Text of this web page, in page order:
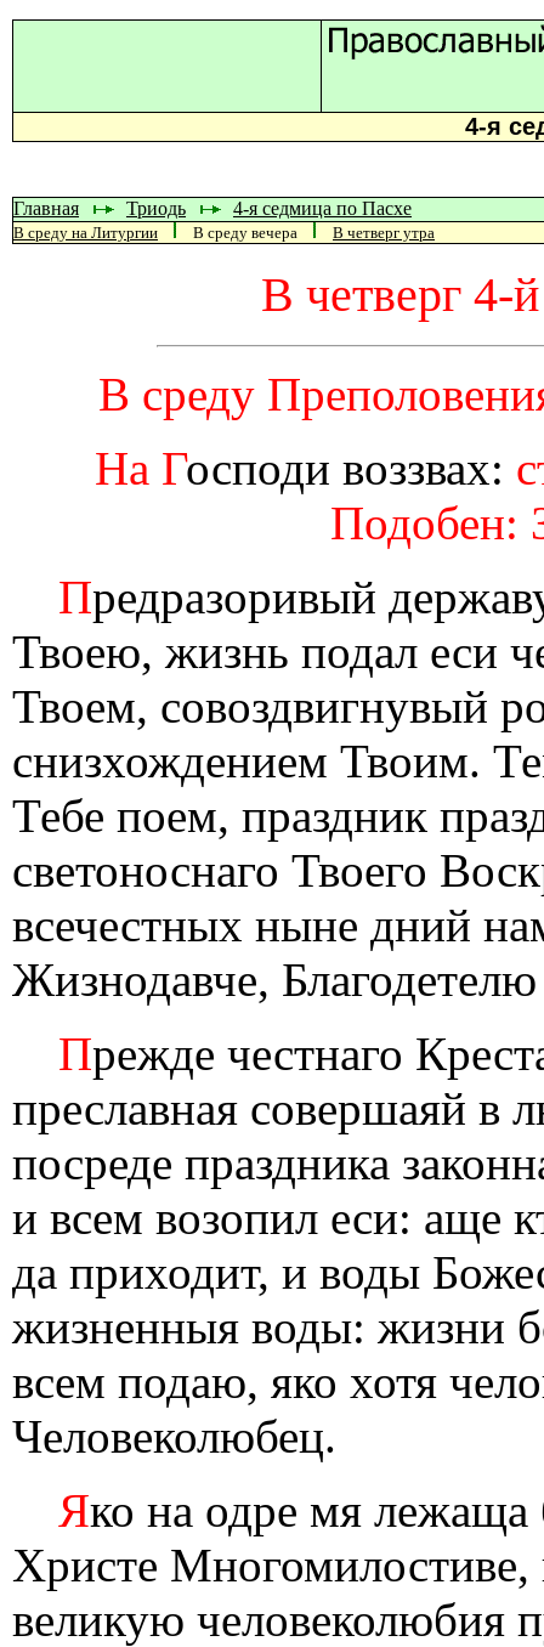
4-я
Главная Триодь 4-я седмица по Пасхе
В среду на Литургии В среду вечера В четверг утра
В четверг 4-
В среду
На Господи воззвах:
Подобен:
Предразоривый
Твоею, жизнь подал еси
Твоем, совоздвигнувый
снизхождением Твоим.
Тебе поем, праздник
светоноснаго Твоего
всечестных ныне дний
Жизнодавче,
Прежде честнаго
преславная совершаяй в
посреде праздника
и всем возопил еси: аще
да приходит, и воды
жизненныя воды: жизни
всем подаю, яко хотя
Человеколюбец.
Яко на одре мя
Христе Многомилостиве,
великую человеколюбия